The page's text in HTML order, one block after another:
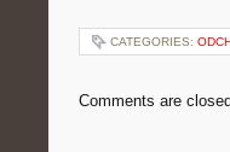
CATEGORIES:
Comments are